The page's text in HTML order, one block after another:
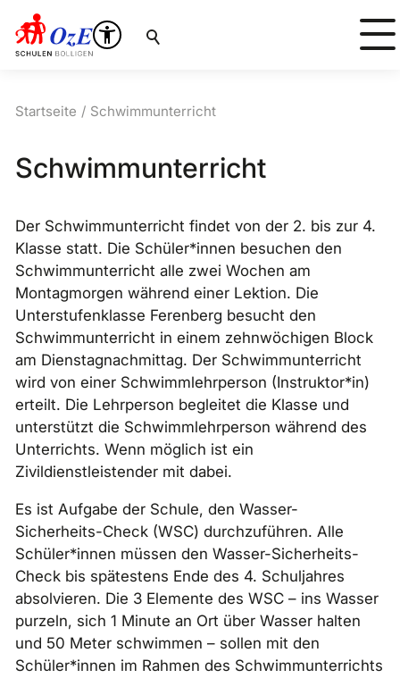
Suche
Startseite Schwimmunterricht
Schwimmunterricht
Der Schwimmunterricht findet von der 2. bis zur 4.
Klasse statt. Die Schüler*innen besuchen den
Schwimmunterricht alle zwei Wochen am
Montagmorgen während einer Lektion. Die
Unterstufenklasse Ferenberg besucht den
Schwimmunterricht in einem zehnwöchigen Block
am Dienstagnachmittag. Der Schwimmunterricht
wird von einer Schwimmlehrperson (Instruktor*in)
erteilt. Die Lehrperson begleitet die Klasse und
unterstützt die Schwimmlehrperson während des
Unterrichts. Wenn möglich ist ein
Zivildienstleistender mit dabei.
Es ist Aufgabe der Schule, den Wasser-
Sicherheits-Check (WSC) durchzuführen. Alle
Schüler*innen müssen den Wasser-Sicherheits-
Check bis spätestens Ende des 4. Schuljahres
absolvieren. Die 3 Elemente des WSC – ins Wasser
purzeln, sich 1 Minute an Ort über Wasser halten
und 50 Meter schwimmen – sollen mit den
Schüler*innen im Rahmen des Schwimmunterrichts